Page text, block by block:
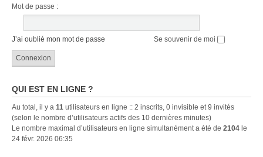
Mot de passe :
J’ai oublié mon mot de passe Se souvenir de moi
QUI EST EN LIGNE ?
Au total, il y a 11 utilisateurs en ligne :: 2 inscrits, 0 invisible et 9 invités
(selon le nombre d’utilisateurs actifs des 10 dernières minutes)
Le nombre maximal d’utilisateurs en ligne simultanément a été de 2104 le
24 févr. 2026 06:35